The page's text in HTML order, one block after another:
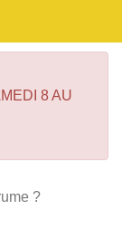
8 AU
?